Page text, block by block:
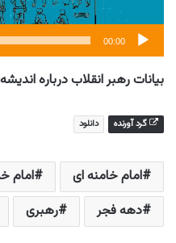
00:00
بیانات رهبر انقلاب درباره
گرد آورنده دانلود
امام خامنه ای امام
دهه فجر
رهبری